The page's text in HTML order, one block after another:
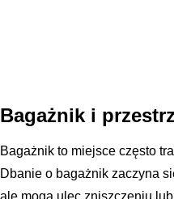
Bagażnik i
Bagażnik to miejsce często
Dbanie o bagażnik zaczyna
ale mogą ulec zniszczeniu